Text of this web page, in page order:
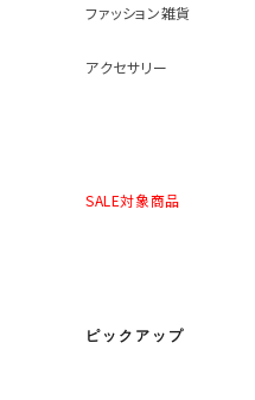
ファッション雑貨
アクセサリー
SALE対象商品
ピックアップ